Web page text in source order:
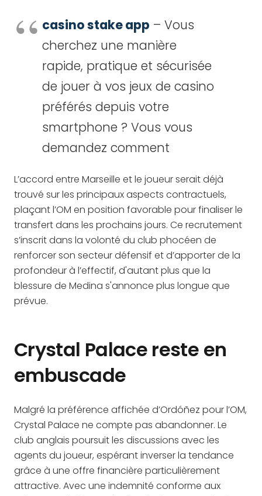
casino stake app – Vous
cherchez une manière
rapide, pratique et sécurisée
de jouer à vos jeux de casino
préférés depuis votre
smartphone ? Vous vous
demandez comment
L’accord entre Marseille et le joueur serait déjà
trouvé sur les principaux aspects contractuels,
plaçant l’OM en position favorable pour finaliser le
transfert dans les prochains jours. Ce recrutement
s’inscrit dans la volonté du club phocéen de
renforcer son secteur défensif et d’apporter de la
profondeur à l’effectif, d'autant plus que la
blessure de Medina s'annonce plus longue que
prévue.
Crystal Palace reste en
embuscade
Malgré la préférence affichée d’Ordóñez pour l’OM,
Crystal Palace ne compte pas abandonner. Le
club anglais poursuit les discussions avec les
agents du joueur, espérant inverser la tendance
grâce à une offre financière particulièrement
attractive. Avec une indemnité conforme aux